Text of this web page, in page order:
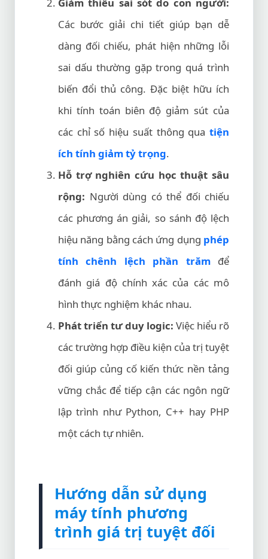
Các bước giải chi tiết giúp bạn dễ
dàng đối chiếu, phát hiện những lỗi
sai dấu thường gặp trong quá trình
biến đổi thủ công. Đặc biệt hữu ích
khi tính toán biên độ giảm sút của
các chỉ số hiệu suất thông qua tiện
ích tính giảm tỷ trọng.
Hỗ trợ nghiên cứu học thuật sâu
rộng: Người dùng có thể đối chiếu
các phương án giải, so sánh độ lệch
hiệu năng bằng cách ứng dụng phép
tính chênh lệch phần trămđể
đánh giá độ chính xác của các mô
hình thực nghiệm khác nhau.
Phát triển tư duy logic: Việc hiểu rõ
các trường hợp điều kiện của trị tuyệt
đối giúp củng cố kiến thức nền tảng
vững chắc để tiếp cận các ngôn ngữ
lập trình như Python, C++ hay PHP
một cách tự nhiên.
Hướng dẫn sử dụng
máy tính phương
trình giá trị tuyệt đối